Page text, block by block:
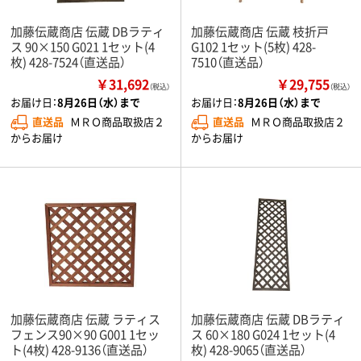
加藤伝蔵商店 伝蔵 DBラティ
ス 90×150 G021 1セット(4
枚) 428-7524（直送品）
￥31,692（税込）
お届け日：8月26日（水）まで
直送品 ＭＲＯ商品取扱店２
からお届け
加藤伝蔵商店 伝蔵 枝折戸
G102 1セット(5枚) 428-
7510（直送品）
￥29,755（税込）
お届け日：8月26日（水）まで
直送品 ＭＲＯ商品取扱店２
からお届け
加藤伝蔵商店 伝蔵 ラティス
フェンス90×90 G001 1セッ
ト(4枚) 428-9136（直送品）
加藤伝蔵商店 伝蔵 DBラティ
ス 60×180 G024 1セット(4
枚) 428-9065（直送品）